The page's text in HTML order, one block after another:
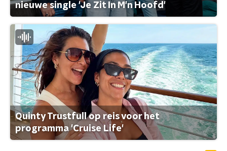
nieuwe single 'Je Zit In M'n Hoofd'
Quinty Trustfull op reis voor het
programma 'Cruise Life'